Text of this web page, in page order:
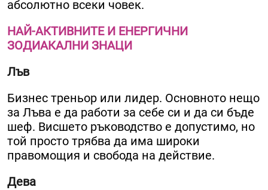
абсолютно всеки човек.
НАЙ-АКТИВНИТЕ И ЕНЕРГИЧНИ
ЗОДИАКАЛНИ ЗНАЦИ
Лъв
Бизнес треньор или лидер. Основното нещо
за Лъва е да работи за себе си и да си бъде
шеф. Висшето ръководство е допустимо, но
той просто трябва да има широки
правомощия и свобода на действие.
Дева